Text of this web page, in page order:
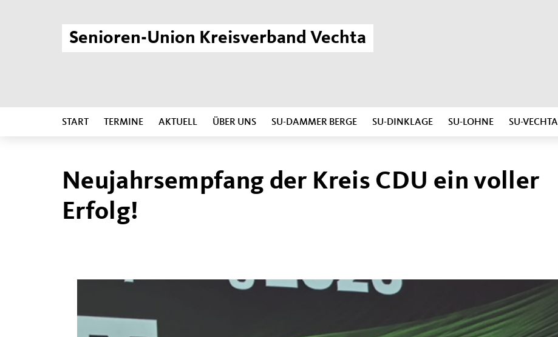
Senioren-Union Kreisverband Vechta
START TERMINE AKTUELL ÜBER UNS SU-DAMMER BERGE SU-DINKLAGE SU-LOHNE SU-VECHTA
Neujahrsempfang der Kreis CDU ein voller
Erfolg!